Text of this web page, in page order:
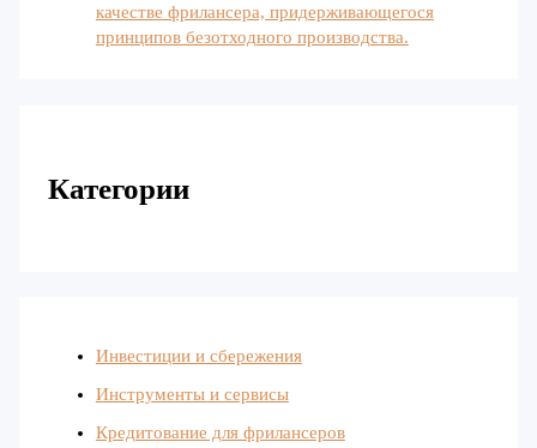
качестве фрилансера, придерживающегося
принципов безотходного производства.
Категории
Инвестиции и сбережения
Инструменты и сервисы
Кредитование для фрилансеров